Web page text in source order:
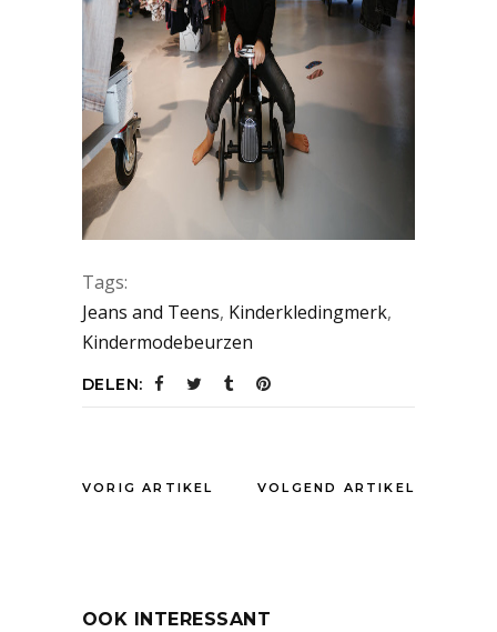
Tags:
Jeans and Teens, Kinderkledingmerk,
Kindermodebeurzen
DELEN:
VORIG ARTIKEL VOLGEND ARTIKEL
OOK INTERESSANT